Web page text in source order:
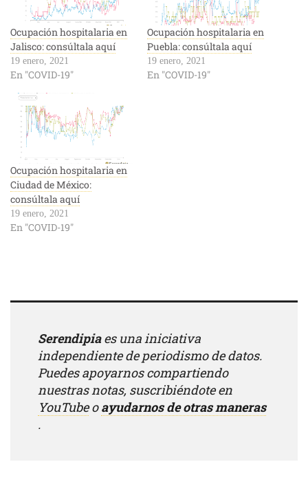
Ocupación hospitalaria en
Jalisco: consúltala aquí
19 enero, 2021
En "COVID-19"
Ocupación hospitalaria en
Puebla: consúltala aquí
19 enero, 2021
En "COVID-19"
Ocupación hospitalaria en
Ciudad de México:
consúltala aquí
19 enero, 2021
En "COVID-19"
Serendipiaes una iniciativa
independiente de periodismo de datos.
Puedes apoyarnos compartiendo
nuestras notas, suscribiéndote en
YouTubeoayudarnos de otras maneras
.